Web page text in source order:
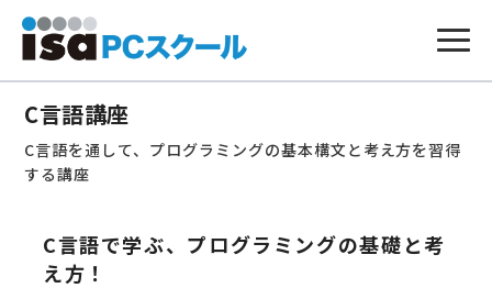
本
C言語講座
C言語を通して、プログラミングの基本構文と考え方を習得
する講座
C言語で学ぶ、プログラミングの基礎と考
え方！